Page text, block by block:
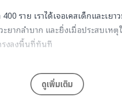
ราย เราได้เจอเคสเด็กและเย
ยากลำบาก และยิ่งเมื่อประสบเห
รงลงพื้นที่ทันที
รเตรียมการงานศพ การกรอกเอกส
งของ และคนคอยสนับสนุนพูดคุยกั
ดูเพิ่มเติม